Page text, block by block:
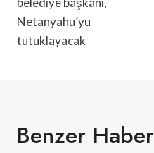
Netanyahu’yu
tutuklayacak
Benzer